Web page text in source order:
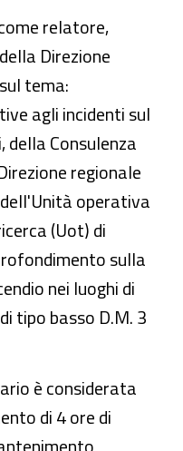
relatore,
Direzione
tema:
agli incidenti sul
Consulenza
regionale
operativa
(Uot) di
sulla
nei luoghi di
tipo basso D.M. 3
è considerata
di 4 ore di